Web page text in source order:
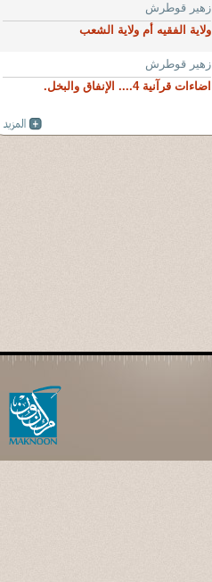
زهير قوطرش
ولاية الفقيه أم ولاية الشعب
زهير قوطرش
اضاءات قرآنية 4.... الإنفاق والبخل.